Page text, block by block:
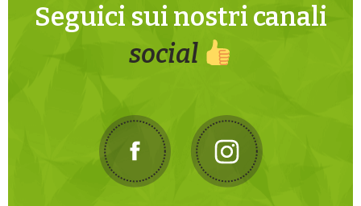
Seguici sui nostri canali
social